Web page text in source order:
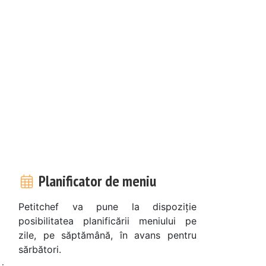
Planificator de meniu
Petitchef va pune la dispoziție
posibilitatea planificării meniului pe
zile, pe săptămână, în avans pentru
sărbători.